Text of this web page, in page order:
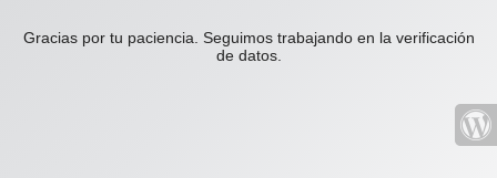
Gracias por tu paciencia. Seguimos trabajando en la verificación
de datos.